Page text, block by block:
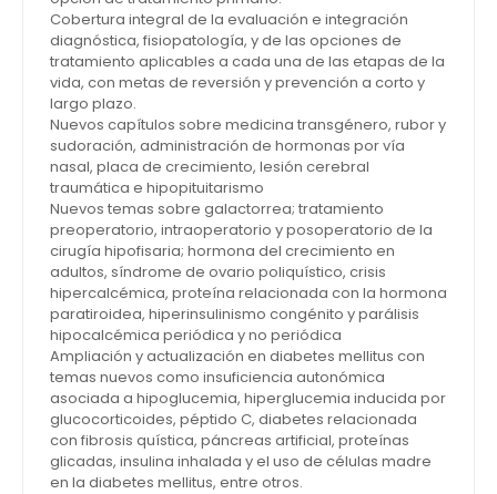
Cobertura integral de la evaluación e integración
diagnóstica, fisiopatología, y de las opciones de
tratamiento aplicables a cada una de las etapas de la
vida, con metas de reversión y prevención a corto y
largo plazo.
Nuevos capítulos sobre medicina transgénero, rubor y
sudoración, administración de hormonas por vía
nasal, placa de crecimiento, lesión cerebral
traumática e hipopituitarismo
Nuevos temas sobre galactorrea; tratamiento
preoperatorio, intraoperatorio y posoperatorio de la
cirugía hipofisaria; hormona del crecimiento en
adultos, síndrome de ovario poliquístico, crisis
hipercalcémica, proteína relacionada con la hormona
paratiroidea, hiperinsulinismo congénito y parálisis
hipocalcémica periódica y no periódica
Ampliación y actualización en diabetes mellitus con
temas nuevos como insuficiencia autonómica
asociada a hipoglucemia, hiperglucemia inducida por
glucocorticoides, péptido C, diabetes relacionada
con fibrosis quística, páncreas artificial, proteínas
glicadas, insulina inhalada y el uso de células madre
en la diabetes mellitus, entre otros.